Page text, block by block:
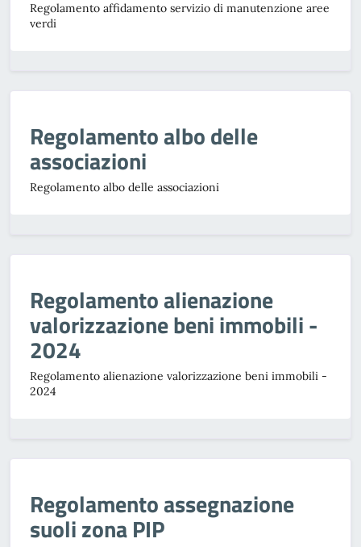
Regolamento affidamento servizio di manutenzione aree
verdi
Regolamento albo delle
associazioni
Regolamento albo delle associazioni
Regolamento alienazione
valorizzazione beni immobili -
2024
Regolamento alienazione valorizzazione beni immobili -
2024
Regolamento assegnazione
suoli zona PIP